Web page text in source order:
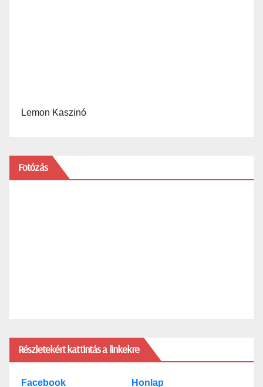
Lemon Kaszinó
Fotózás
Részletekért kattintás a linkekre
Facebook Honlap